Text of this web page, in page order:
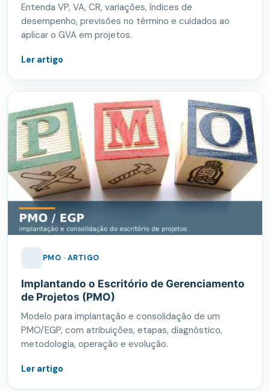
Entenda VP, VA, CR, variações, índices de
desempenho, previsões no término e cuidados ao
aplicar o GVA em projetos.
Ler artigo
PMO · ARTIGO
Implantando o Escritório de Gerenciamento
de Projetos (PMO)
Modelo para implantação e consolidação de um
PMO/EGP, com atribuições, etapas, diagnóstico,
metodologia, operação e evolução.
Ler artigo